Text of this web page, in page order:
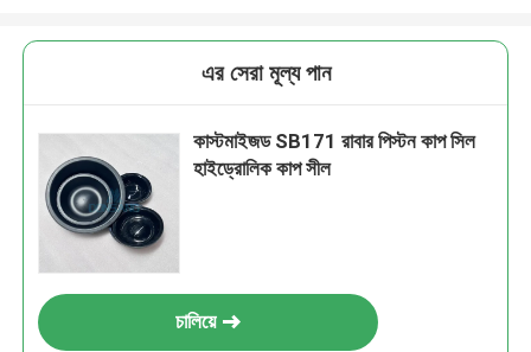
এর সেরা মূল্য পান
কাস্টমাইজড SB171 রাবার পিস্টন কাপ সিল
হাইড্রোলিক কাপ সীল
চালিয়ে